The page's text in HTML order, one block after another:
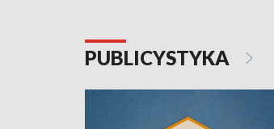
PUBLICYSTYKA